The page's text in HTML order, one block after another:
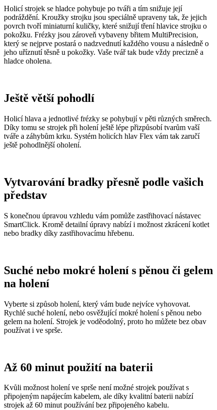
Holicí strojek se hladce pohybuje po tváři a tím snižuje její
podráždění. Kroužky strojku jsou speciálně upraveny tak, že jejich
povrch tvoří miniaturní kuličky, které snižují tření hlavice strojku o
pokožku. Frézky jsou zároveň vybaveny břitem MultiPrecision,
který se nejprve postará o nadzvednutí každého vousu a následně o
jeho uříznutí těsně u pokožky. Vaše tvář tak bude vždy precizně a
hladce oholena.
Ještě větší pohodlí
Holicí hlava a jednotlivé frézky se pohybují v pěti různých směrech.
Díky tomu se strojek při holení ještě lépe přizpůsobí tvarům vaší
tváře a záhybům krku. Systém holicích hlav Flex vám tak zaručí
ještě pohodlnější oholení.
Vytvarování bradky přesně podle vašich
představ
S konečnou úpravou vzhledu vám pomůže zastřihovací nástavec
SmartClick. Kromě detailní úpravy nabízí i možnost zkrácení kotlet
nebo bradky díky zastřihovacímu hřebenu.
Suché nebo mokré holení s pěnou či gelem
na holení
Vyberte si způsob holení, který vám bude nejvíce vyhovovat.
Rychlé suché holení, nebo osvěžující mokré holení s pěnou nebo
gelem na holení. Strojek je voděodolný, proto ho můžete bez obav
používat i ve sprše.
Až 60 minut použití na baterii
Kvůli možnost holení ve sprše není možné strojek používat s
připojeným napájecím kabelem, ale díky kvalitní baterii nabízí
strojek až 60 minut používání bez připojeného kabelu.